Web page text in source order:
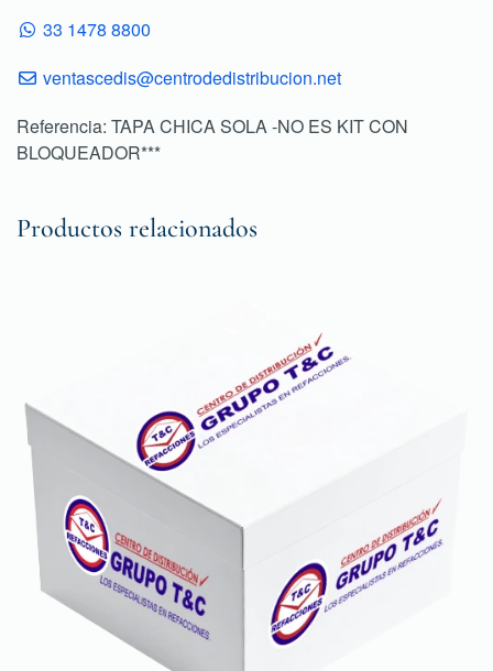
33 1478 8800
ventascedis@centrodedistribucion.net
Referencia: TAPA CHICA SOLA -NO ES KIT CON
BLOQUEADOR***
Productos relacionados